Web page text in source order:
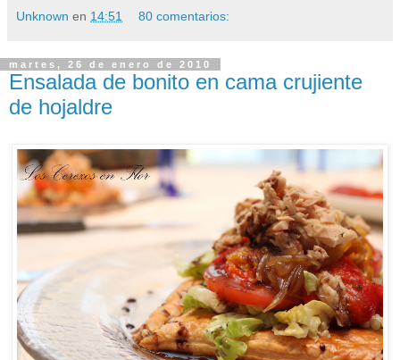
Unknown en 14:51 80 comentarios:
martes, 26 de enero de 2010
Ensalada de bonito en cama crujiente
de hojaldre